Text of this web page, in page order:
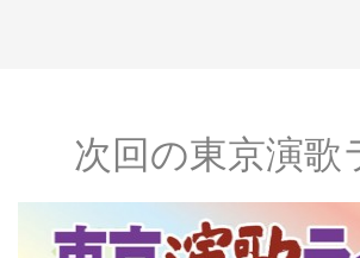
次回の東京演歌